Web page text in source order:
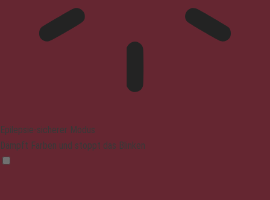
Epilepsie-sicherer Modus
Dämpft Farben und stoppt das Blinken